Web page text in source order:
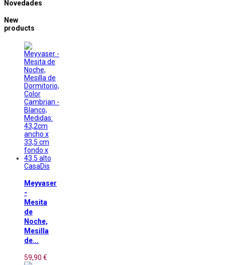
Novedades
New
products
CasaDis
Meyvaser
-
Mesita
de
Noche,
Mesilla
de...
59,90 €